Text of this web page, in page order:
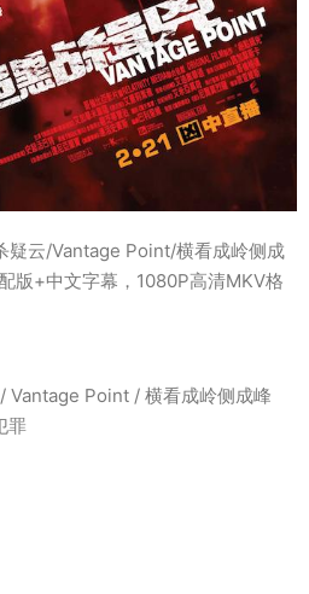
疑云/Vantage Point/横看成岭侧成
版+中文字幕，1080P高清MKV格
Vantage Point / 横看成岭侧成峰
罪